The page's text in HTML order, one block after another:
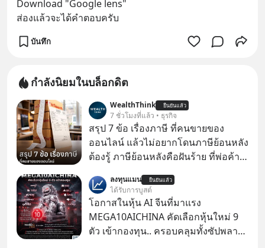
Download "Google​ lens"
ส่องแล้วจะได้คำตอบครับ
บันทึก
กำลังนิยมในบล็อกดิต
WealthThink ยืนยันแล้ว
7 ชั่วโมงที่แล้ว • ธุรกิจ
สรุป 7 ข้อ เรื่องภาษี ที่คนขายของ
ออนไลน์ แล้วไม่อยากโดนภาษีย้อนหลัง
ต้องรู้ ภาษีย้อนหลังคือฝันร้าย ที่พ่อค้า
ลงทุนแมน ยืนยันแล้ว
ได้รับการบูสต์
โอกาสในหุ้น AI จีนที่มาแรง
MEGA10AICHINA คัดเลือกหุ้นใหม่ 9
ตัว เข้ากองทุน.. ครอบคลุมทั้งซัปพลาย